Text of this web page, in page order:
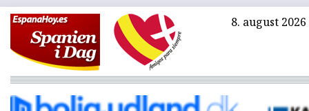
8. august 2026